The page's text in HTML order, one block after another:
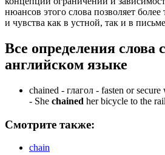
нюансов этого слова позволяет
и чувства как в устной, так и в
Все определения слова
английском языке
chained - глагол - fasten or secure
- She chained her bicycle to the
Смотрите также:
chain